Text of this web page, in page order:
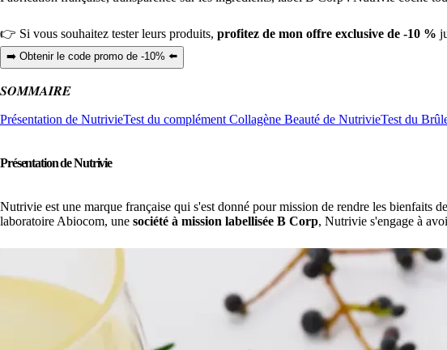
👉 Si vous souhaitez tester leurs produits, profitez de mon offre exclusive de -10 %
➡️ Obtenir le code promo de -10% ⬅️
SOMMAIRE
Présentation de NutrivieTest du complément Collagène Beauté de NutrivieTest du
Présentation de Nutrivie
Nutrivie est une marque française qui s'est donné pour mission de rendre les bienfaits
laboratoire Abiocom, une société à mission labellisée B Corp, Nutrivie s'engage à